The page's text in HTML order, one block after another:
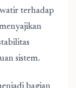
terhadap
sistem.